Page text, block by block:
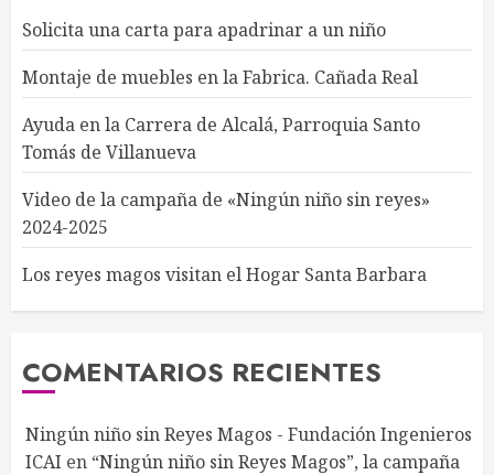
Solicita una carta para apadrinar a un niño
Montaje de muebles en la Fabrica. Cañada Real
Ayuda en la Carrera de Alcalá, Parroquia Santo
Tomás de Villanueva
Video de la campaña de «Ningún niño sin reyes»
2024-2025
Los reyes magos visitan el Hogar Santa Barbara
COMENTARIOS RECIENTES
Ningún niño sin Reyes Magos - Fundación Ingenieros
ICAI en “Ningún niño sin Reyes Magos”, la campaña